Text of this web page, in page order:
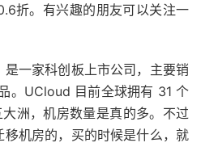
折。有兴趣的朋友可以关注一
一家科创板上市公司，主要销
。UCloud 目前全球拥有 31 个
洲，机房数量是真的多。不过
机房的，买的时候是什么，就